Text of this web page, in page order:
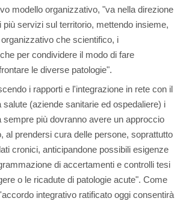
modello organizzativo, "va nella direzione
più servizi sul territorio, mettendo insieme,
che scientifico, i
per condividere il modo di fare
le diverse patologie".
i rapporti e l'integrazione in rete con il
(aziende sanitarie ed ospedaliere) i
sempre più dovranno avere un approccio
al prendersi cura delle persone, soprattutto
cronici, anticipandone possibili esigenze
di accertamenti e controlli tesi
o le ricadute di patologie acute". Come
integrativo ratificato oggi consentirà